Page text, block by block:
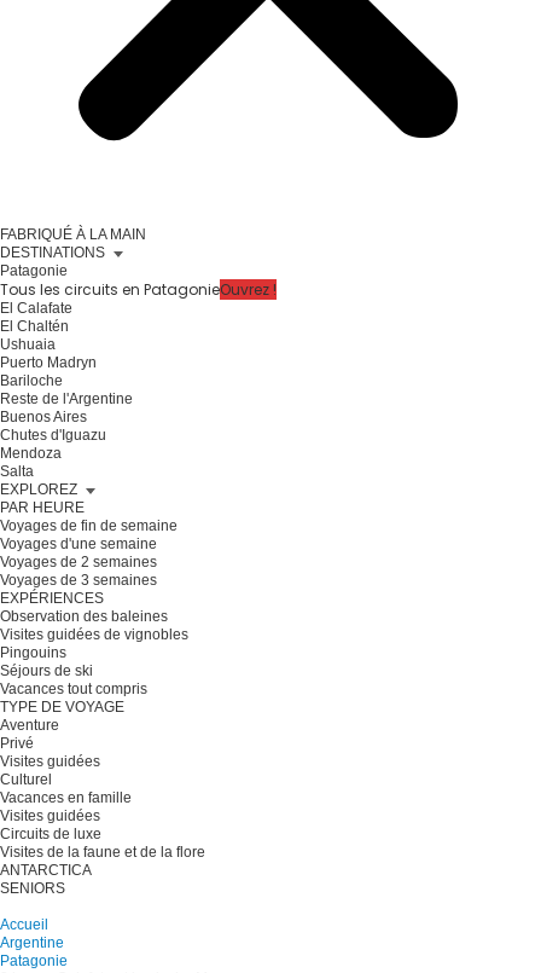
FABRIQUÉ À LA MAIN
DESTINATIONS
Patagonie
Tous les circuits en PatagonieOuvrez !
El Calafate
El Chaltén
Ushuaia
Puerto Madryn
Bariloche
Reste de l'Argentine
Buenos Aires
Chutes d'Iguazu
Mendoza
Salta
EXPLOREZ
PAR HEURE
Voyages de fin de semaine
Voyages d'une semaine
Voyages de 2 semaines
Voyages de 3 semaines
EXPÉRIENCES
Observation des baleines
Visites guidées de vignobles
Pingouins
Séjours de ski
Vacances tout compris
TYPE DE VOYAGE
Aventure
Privé
Visites guidées
Culturel
Vacances en famille
Visites guidées
Circuits de luxe
Visites de la faune et de la flore
ANTARCTICA
SENIORS
Accueil
Argentine
Patagonie